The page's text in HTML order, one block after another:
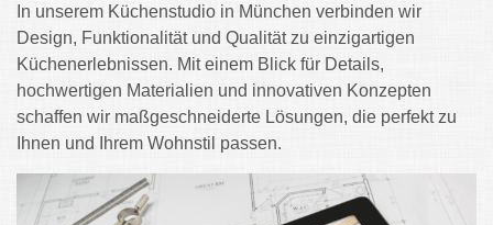
In unserem Küchenstudio in München verbinden wir
Design, Funktionalität und Qualität zu einzigartigen
Küchenerlebnissen. Mit einem Blick für Details,
hochwertigen Materialien und innovativen Konzepten
schaffen wir maßgeschneiderte Lösungen, die perfekt zu
Ihnen und Ihrem Wohnstil passen.